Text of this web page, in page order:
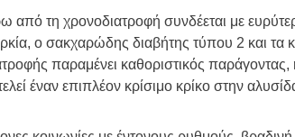
από τη χρονοδιατροφή συνδέεται με
ο σακχαρώδης διαβήτης τύπου 2 και τα
παραμένει καθοριστικός
έναν επιπλέον κρίσιμο κρίκο στην